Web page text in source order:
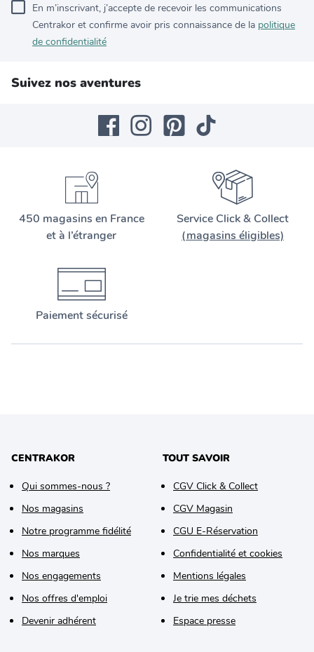
En m’inscrivant, j’accepte de recevoir les communications
Centrakor et confirme avoir pris connaissance de la politique
de confidentialité
Suivez nos aventures
450 magasins en France
et à l’étranger
Service Click & Collect
(magasins éligibles)
Paiement sécurisé
CENTRAKOR
Qui sommes-nous ?
Nos magasins
Notre programme fidélité
Nos marques
Nos engagements
Nos offres d'emploi
Devenir adhérent
TOUT SAVOIR
CGV Click & Collect
CGV Magasin
CGU E-Réservation
Confidentialité et cookies
Mentions légales
Je trie mes déchets
Espace presse